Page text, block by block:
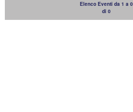
Elenco Eventi da 1 a 0
di 0